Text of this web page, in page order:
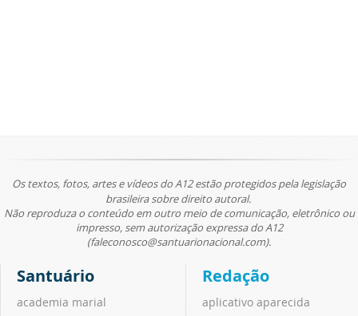
Os textos, fotos, artes e vídeos do A12 estão protegidos pela legislação
brasileira sobre direito autoral.
Não reproduza o conteúdo em outro meio de comunicação, eletrônico ou
impresso, sem autorização expressa do A12
(faleconosco@santuarionacional.com).
Santuário
academia marial
Redação
aplicativo aparecida